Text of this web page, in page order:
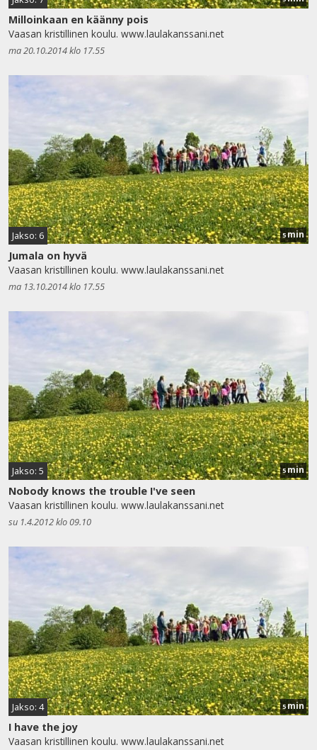
Milloinkaan en käänny pois
Vaasan kristillinen koulu. www.laulakanssani.net
ma 20.10.2014 klo 17.55
Jakso: 6 5min
Jumala on hyvä
Vaasan kristillinen koulu. www.laulakanssani.net
ma 13.10.2014 klo 17.55
Jakso: 5 5min
Nobody knows the trouble I've seen
Vaasan kristillinen koulu. www.laulakanssani.net
su 1.4.2012 klo 09.10
Jakso: 4 5min
I have the joy
Vaasan kristillinen koulu. www.laulakanssani.net